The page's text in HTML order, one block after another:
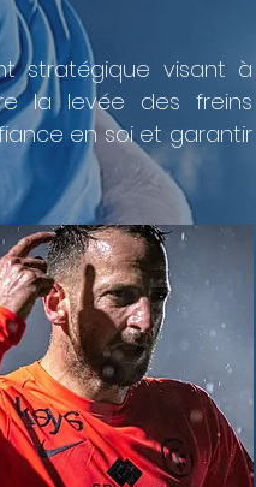
stratégique visant à
la levée des freins
en soi et garantir